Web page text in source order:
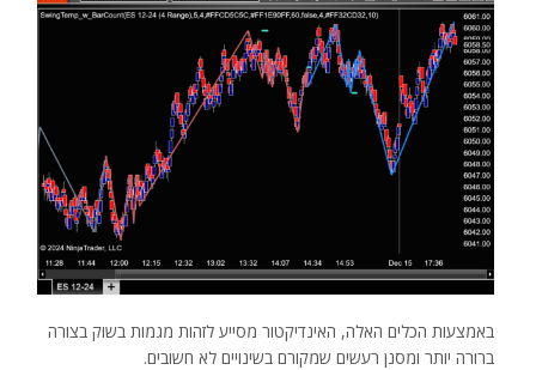
באמצעות הכלים האלה, האינדיקטור מסייע לזהות מגמות בשוק בצורה
ברורה יותר ומסנן רעשים שמקורם בשינויים לא חשובים.